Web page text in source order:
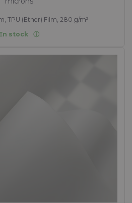
TPU (Ether) Film, 280 g/m²
stock